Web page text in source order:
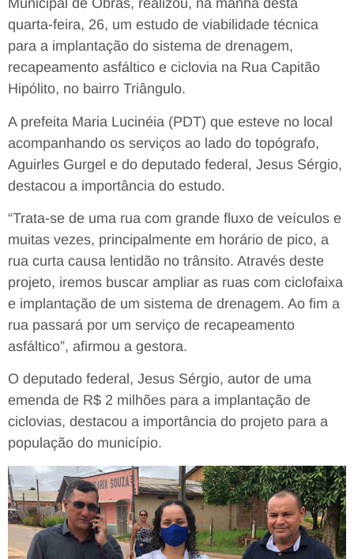
Municipal de Obras, realizou, na manhã desta
quarta-feira, 26, um estudo de viabilidade técnica
para a implantação do sistema de drenagem,
recapeamento asfáltico e ciclovia na Rua Capitão
Hipólito, no bairro Triângulo.
A prefeita Maria Lucinéia (PDT) que esteve no local
acompanhando os serviços ao lado do topógrafo,
Aguirles Gurgel e do deputado federal, Jesus Sérgio,
destacou a importância do estudo.
“Trata-se de uma rua com grande fluxo de veículos e
muitas vezes, principalmente em horário de pico, a
rua curta causa lentidão no trânsito. Através deste
projeto, iremos buscar ampliar as ruas com ciclofaixa
e implantação de um sistema de drenagem. Ao fim a
rua passará por um serviço de recapeamento
asfáltico”, afirmou a gestora.
O deputado federal, Jesus Sérgio, autor de uma
emenda de R$ 2 milhões para a implantação de
ciclovias, destacou a importância do projeto para a
população do município.